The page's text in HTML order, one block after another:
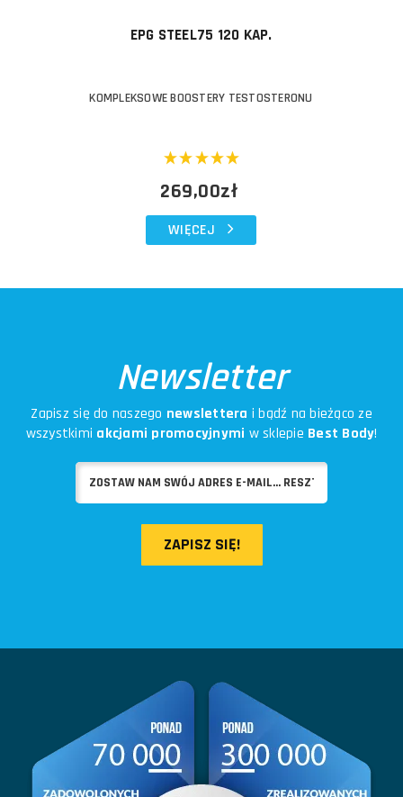
EPG STEEL75 120 KAP.
KOMPLEKSOWE BOOSTERY TESTOSTERONU
269,00zł
WIĘCEJ
Newsletter
Zapisz się do naszego newslettera i bądź na bieżąco ze
wszystkimi akcjami promocyjnymi w sklepie Best Body!
ZAPISZ SIĘ!